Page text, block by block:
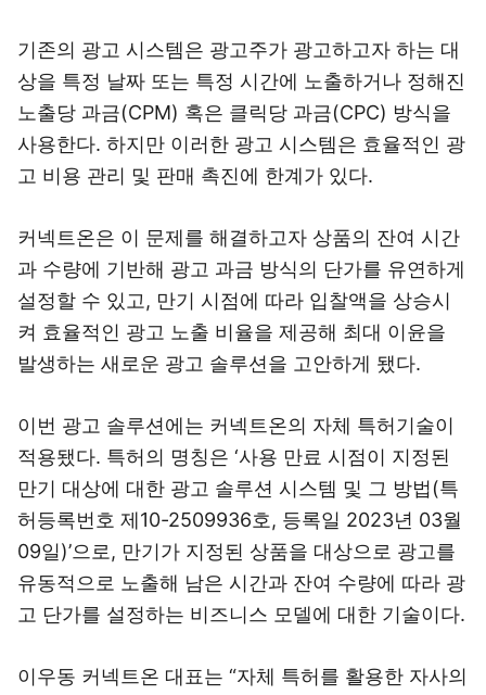
기존의 광고 시스템은 광고주가 광고하고자 하는 대
상을 특정 날짜 또는 특정 시간에 노출하거나 정해진
노출당 과금(CPM) 혹은 클릭당 과금(CPC) 방식을
사용한다. 하지만 이러한 광고 시스템은 효율적인 광
고 비용 관리 및 판매 촉진에 한계가 있다.
커넥트온은 이 문제를 해결하고자 상품의 잔여 시간
과 수량에 기반해 광고 과금 방식의 단가를 유연하게
설정할 수 있고, 만기 시점에 따라 입찰액을 상승시
켜 효율적인 광고 노출 비율을 제공해 최대 이윤을
발생하는 새로운 광고 솔루션을 고안하게 됐다.
이번 광고 솔루션에는 커넥트온의 자체 특허기술이
적용됐다. 특허의 명칭은 ‘사용 만료 시점이 지정된
만기 대상에 대한 광고 솔루션 시스템 및 그 방법(특
허등록번호 제10-2509936호, 등록일 2023년 03월
09일)’으로, 만기가 지정된 상품을 대상으로 광고를
유동적으로 노출해 남은 시간과 잔여 수량에 따라 광
고 단가를 설정하는 비즈니스 모델에 대한 기술이다.
이우동 커넥트온 대표는 “자체 특허를 활용한 자사의